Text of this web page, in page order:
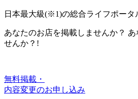
日本最大級(※1)の総合ライフポータ
あなたのお店を掲載しませんか？ あ
せんか？!
無料掲載・
内容変更のお申し込み